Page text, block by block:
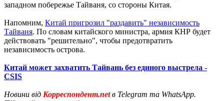
западном побережье Тайваня, со стороны Китая.
Напомним, Китай пригрозил "раздавить" независимость
Тайваня. По словам китайского министра, армия КНР будет
действовать "решительно", чтобы предотвратить
независимость острова.
Китай может захватить Тайвань без единого выстрела -
CSIS
Новини від Корреспондент.netв Telegram та WhatsApp.